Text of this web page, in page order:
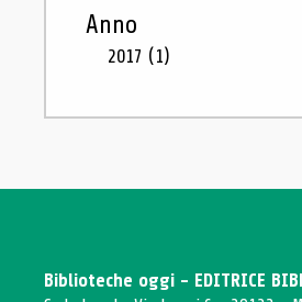
Anno
2017 (1)
Biblioteche oggi - EDITRICE